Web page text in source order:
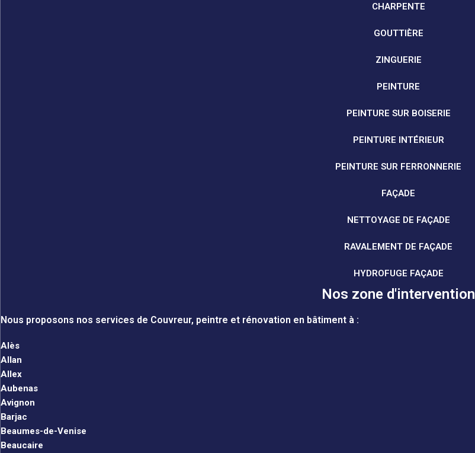
CHARPENTE
GOUTTIÈRE
ZINGUERIE
PEINTURE
PEINTURE SUR BOISERIE
PEINTURE INTÉRIEUR
PEINTURE SUR FERRONNERIE
FAÇADE
NETTOYAGE DE FAÇADE
RAVALEMENT DE FAÇADE
HYDROFUGE FAÇADE
Nos zone d'intervention
Nous proposons nos services de Couvreur, peintre et rénovation en bâtiment à :
Alès
Allan
Allex
Aubenas
Avignon
Barjac
Beaumes-de-Venise
Beaucaire